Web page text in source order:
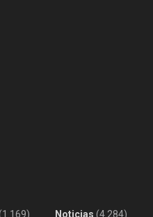
Noticias (4.284)